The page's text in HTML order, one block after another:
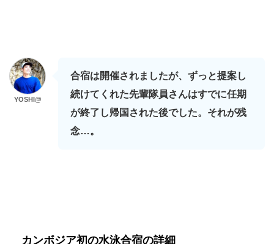
YOSHI@
合宿は開催されましたが、ずっと提案し
続けてくれた先輩隊員さんはすでに任期
が終了し帰国された後でした。それが残
念…。
カンボジア初の水泳合宿の詳細